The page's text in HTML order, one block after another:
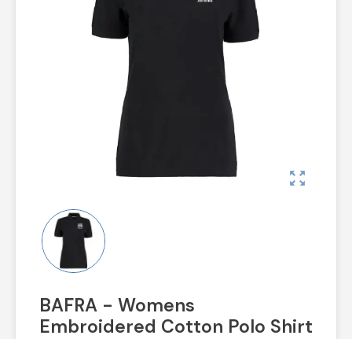
zoom_out_map
BAFRA - Womens
Embroidered Cotton Polo Shirt